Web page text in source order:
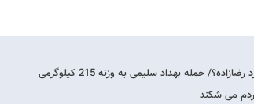
می شکند